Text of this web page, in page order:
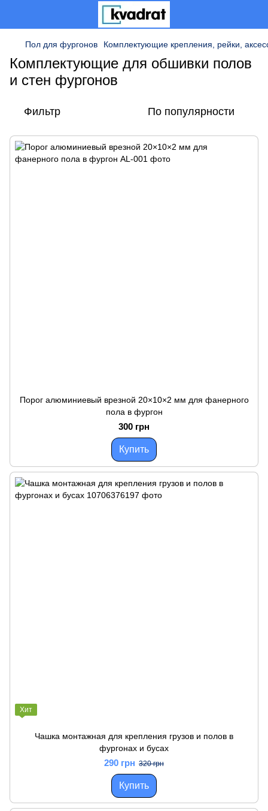
Пол для фургонов Комплектующие крепления, рейки,
Комплектующие для обшивки полов
и стен фургонов
Фильтр По популярности
Порог алюминиевый врезной 20×10×2 мм для фанерного
пола в фургон
300 грн
Купить
Хит
Чашка монтажная для крепления грузов и полов в
фургонах и бусах
290 грн 320 грн
Купить